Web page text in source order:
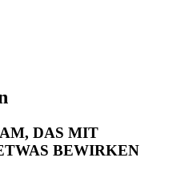
DAS MIT
BEWIRKEN